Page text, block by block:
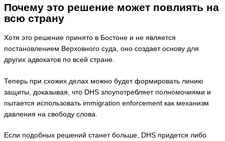
Почему это решение может повлиять на
всю страну
Хотя это решение принято в Бостоне и не является
постановлением Верховного суда, оно создает основу для
других адвокатов по всей стране.
Теперь при схожих делах можно будет формировать линию
защиты, доказывая, что DHS злоупотребляет полномочиями и
пытается использовать immigration enforcement как механизм
давления на свободу слова.
Если подобных решений станет больше, DHS придется либо